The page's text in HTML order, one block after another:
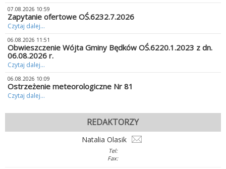
07.08.2026 10:59
Zapytanie ofertowe OŚ.6232.7.2026
Czytaj dalej...
06.08.2026 11:51
Obwieszczenie Wójta Gminy Będków OŚ.6220.1.2023 z dn.
06.08.2026 r.
Czytaj dalej...
06.08.2026 10:09
Ostrzeżenie meteorologiczne Nr 81
Czytaj dalej...
REDAKTORZY
Natalia Olasik
Tel:
Fax: